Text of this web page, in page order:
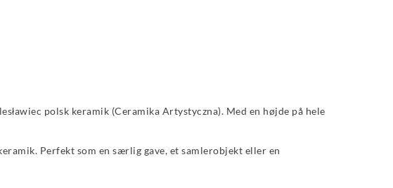
polsk keramik (Ceramika Artystyczna). Med en højde på hele
Perfekt som en særlig gave, et samlerobjekt eller en